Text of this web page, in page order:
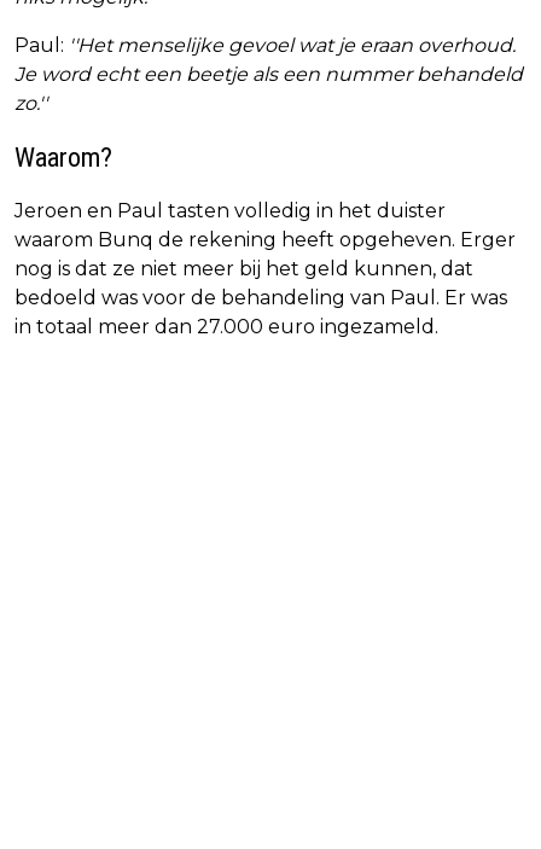
Paul: ''Het menselijke gevoel wat je eraan overhoud.
Je word echt een beetje als een nummer behandeld
zo.''
Waarom?
Jeroen en Paul tasten volledig in het duister
waarom Bunq de rekening heeft opgeheven. Erger
nog is dat ze niet meer bij het geld kunnen, dat
bedoeld was voor de behandeling van Paul. Er was
in totaal meer dan 27.000 euro ingezameld.